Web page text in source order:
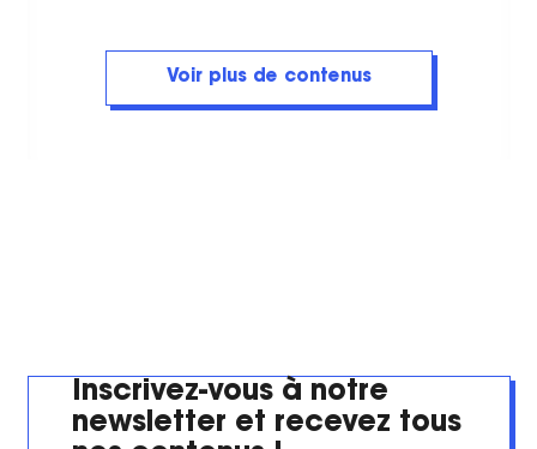
Voir plus de contenus
Inscrivez-vous à notre
newsletter et recevez tous